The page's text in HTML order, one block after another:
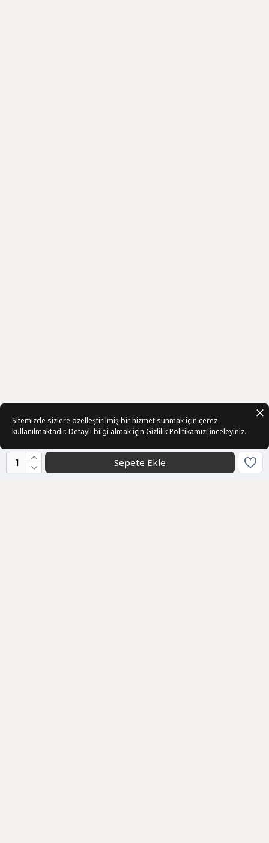
Sepete Ekle
Sitemizde sizlere özelleştirilmiş bir hizmet sunmak için çerez
kullanılmaktadır. Detaylı bilgi almak için Gizlilik Politikamızı inceleyiniz.